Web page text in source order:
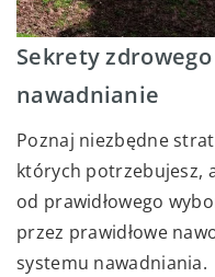
Sekrety
nawadnianie
Poznaj niezbędne
których potrzebujesz,
od prawidłowego
przez prawidłowe
systemu nawadniania.